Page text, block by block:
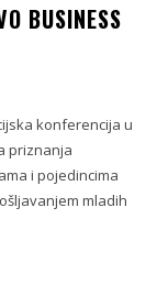
BUSINESS
konferencija u
priznanja
i pojedincima
mladih